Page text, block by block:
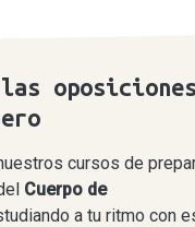
cursos de
Cuerpo de
a tu ritmo con